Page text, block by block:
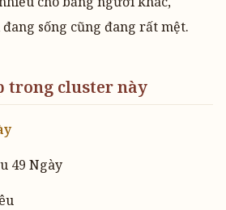
sống cũng đang rất mệt.
trong cluster này
49 Ngày